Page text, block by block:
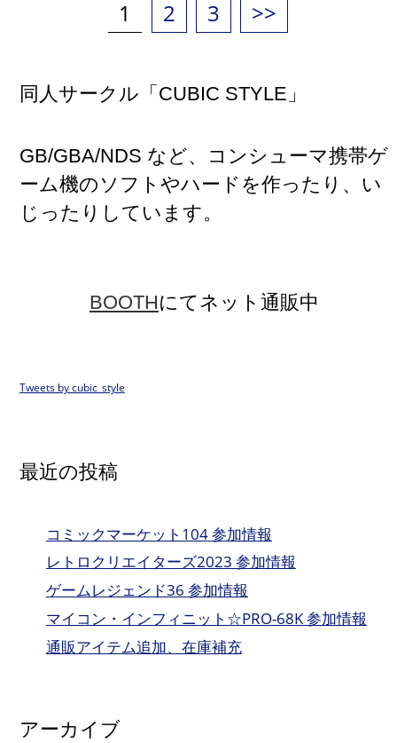
1 Page
2 Page
3 >>
同人サークル「CUBIC STYLE」
GB/GBA/NDS など、コンシューマ携帯ゲ
ーム機のソフトやハードを作ったり、い
じったりしています。
BOOTHにてネット通販中
Tweets by cubic_style
最近の投稿
コミックマーケット104 参加情報
レトロクリエイターズ2023 参加情報
ゲームレジェンド36 参加情報
マイコン・インフィニット☆PRO-68K 参加情報
通販アイテム追加、在庫補充
アーカイブ